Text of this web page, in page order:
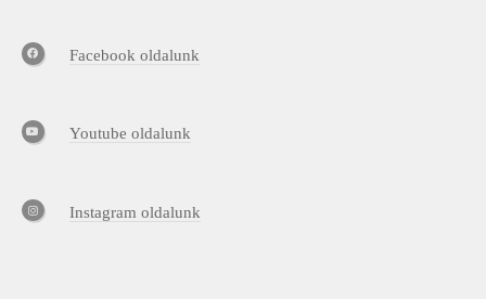
Facebook oldalunk
Youtube oldalunk
Instagram oldalunk